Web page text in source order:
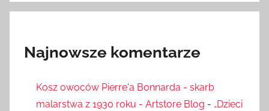
Najnowsze komentarze
Kosz owoców Pierre'a Bonnarda - skarb
malarstwa z 1930 roku - Artstore Blog - „Dzieci